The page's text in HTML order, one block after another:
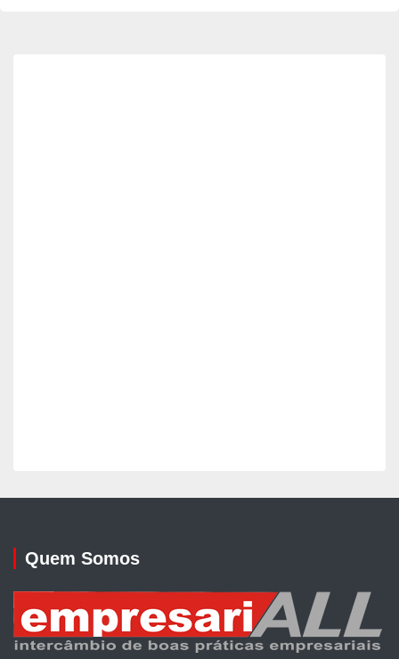
Quem Somos